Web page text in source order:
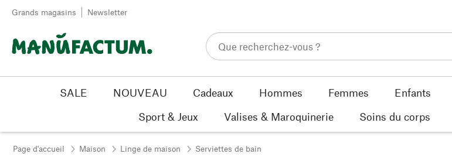
Passer au contenu
Grands magasins Newsletter
SALE NOUVEAU Cadeaux Hommes Femmes Enfants
Sport & Jeux
Valises & Maroquinerie Soins du corps
Page d'accueil Maison Linge de maison Serviettes de bain